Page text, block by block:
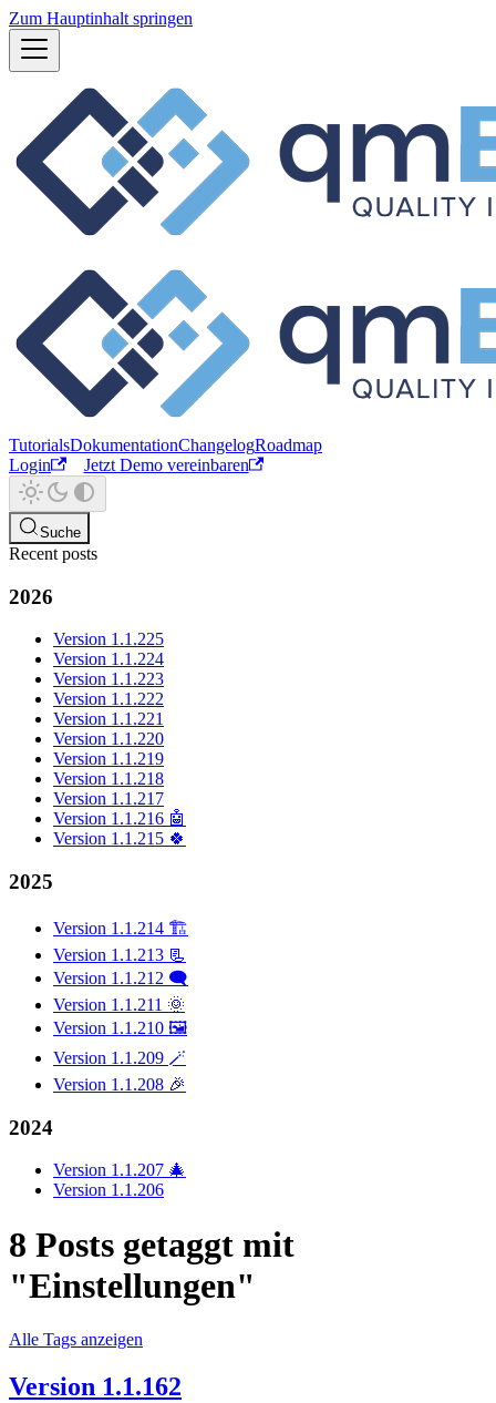
Zum Hauptinhalt springen
TutorialsDokumentationChangelogRoadmap
Login
Jetzt Demo vereinbaren
Suche
Recent posts
2026
Version 1.1.225
Version 1.1.224
Version 1.1.223
Version 1.1.222
Version 1.1.221
Version 1.1.220
Version 1.1.219
Version 1.1.218
Version 1.1.217
Version 1.1.216 🤖
Version 1.1.215 🍀
2025
Version 1.1.214 🏗️
Version 1.1.213 📃
Version 1.1.212 🗨️
Version 1.1.211 🌞
Version 1.1.210 🖼️
Version 1.1.209 🪄
Version 1.1.208 🎉
2024
Version 1.1.207 🎄
Version 1.1.206
8 Posts getaggt mit
"Einstellungen"
Alle Tags anzeigen
Version 1.1.162